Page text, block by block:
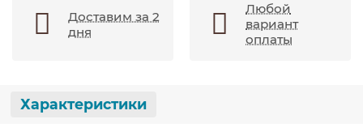
Доставим за 2
дня
Любой
вариант
оплаты
Характеристики